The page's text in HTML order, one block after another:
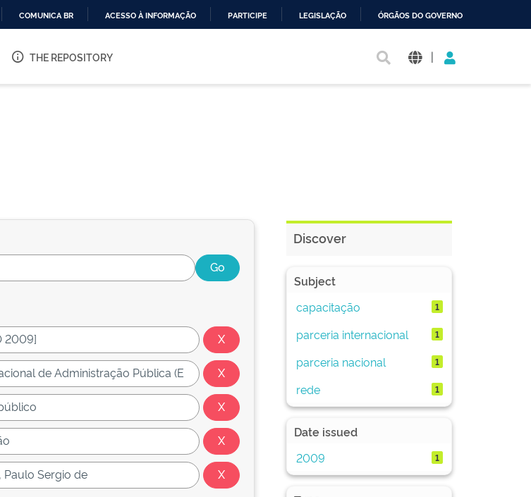
O
COMUNICA BR ACESSO À INFORMAÇÃO PARTICIPE LEGISLAÇÃO ÓRGÃOS DO GOVERNO
THE REPOSITORY |
Discover
Subject
capacitação
1
parceria internacional 1
parceria nacional 1
rede 1
Date issued
2009
1